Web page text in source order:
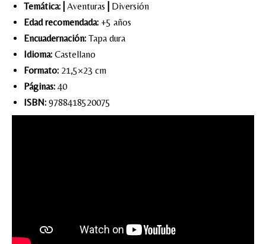
Temática: Aventuras
Diversión
Edad recomendada: +5 años
Encuadernación: Tapa dura
Idioma: Castellano
Formato: 21,5×23 cm
Páginas: 40
ISBN: 9788418520075